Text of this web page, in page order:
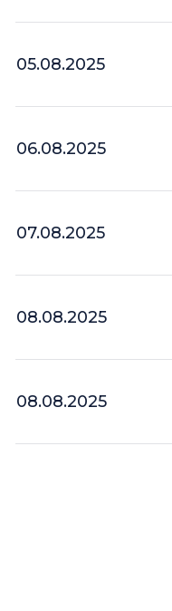
05.08.2025
06.08.2025
07.08.2025
08.08.2025
08.08.2025